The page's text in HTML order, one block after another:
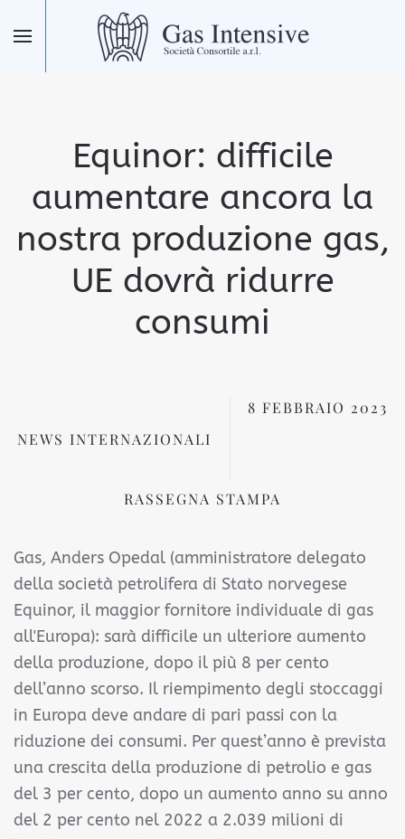
Skip to main content
Equinor: difficile
aumentare ancora la
nostra produzione gas,
UE dovrà ridurre
consumi
NEWS INTERNAZIONALI
8 FEBBRAIO 2023
RASSEGNA STAMPA
Gas, Anders Opedal (amministratore delegato
della società petrolifera di Stato norvegese
Equinor, il maggior fornitore individuale di gas
all'Europa): sarà difficile un ulteriore aumento
della produzione, dopo il più 8 per cento
dell’anno scorso. Il riempimento degli stoccaggi
in Europa deve andare di pari passi con la
riduzione dei consumi. Per quest’anno è prevista
una crescita della produzione di petrolio e gas
del 3 per cento, dopo un aumento anno su anno
del 2 per cento nel 2022 a 2.039 milioni di